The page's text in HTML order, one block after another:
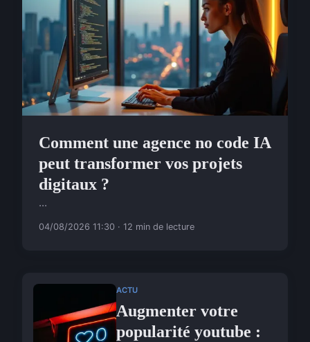
Comment une agence no code IA
peut transformer vos projets
digitaux ?
...
04/08/2026 11:30 · 12 min de lecture
ACTU
Augmenter votre
popularité youtube :